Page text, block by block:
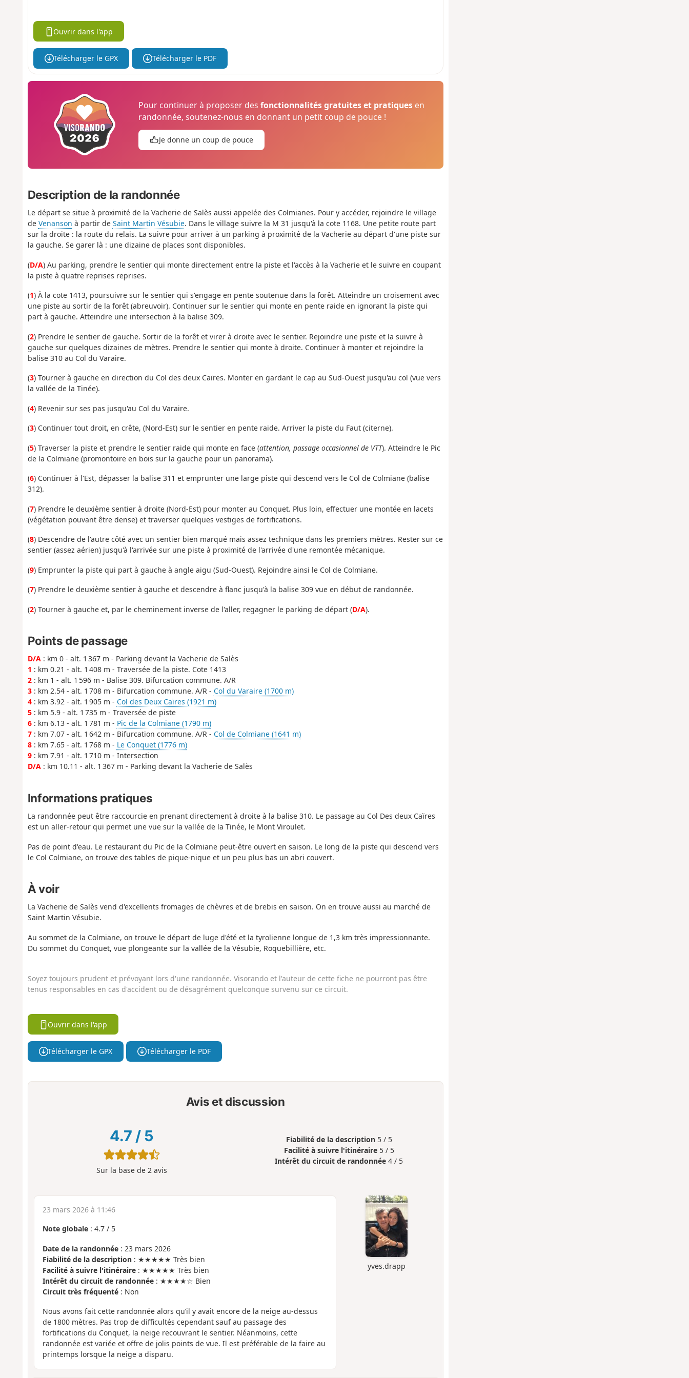
Ouvrir dans l'app
Télécharger le GPX Télécharger le PDF
Pour continuer à proposer desfonctionnalités gratuites et pratiques en
randonnée, soutenez-nous en donnant un petit coup de pouce !
Je donne un coup de pouce
Description de la randonnée
Le départ se situe à proximité de la Vacherie de Salès aussi appelée des Colmianes. Pour y accéder, rejoindre le village
de Venanson à partir de Saint Martin Vésubie. Dans le village suivre la M 31 jusqu'à la cote 1168. Une petite route part
sur la droite : la route du relais. La suivre pour arriver à un parking à proximité de la Vacherie au départ d'une piste sur
la gauche. Se garer là : une dizaine de places sont disponibles.
(D/A) Au parking, prendre le sentier qui monte directement entre la piste et l'accès à la Vacherie et le suivre en coupant
la piste à quatre reprises reprises.
(1) À la cote 1413, poursuivre sur le sentier qui s'engage en pente soutenue dans la forêt. Atteindre un croisement avec
une piste au sortir de la forêt (abreuvoir). Continuer sur le sentier qui monte en pente raide en ignorant la piste qui
part à gauche. Atteindre une intersection à la balise 309.
(2) Prendre le sentier de gauche. Sortir de la forêt et virer à droite avec le sentier. Rejoindre une piste et la suivre à
gauche sur quelques dizaines de mètres. Prendre le sentier qui monte à droite. Continuer à monter et rejoindre la
balise 310 au Col du Varaire.
(3) Tourner à gauche en direction du Col des deux Caïres. Monter en gardant le cap au Sud-Ouest jusqu'au col (vue vers
la vallée de la Tinée).
(4) Revenir sur ses pas jusqu'au Col du Varaire.
(3) Continuer tout droit, en crête, (Nord-Est) sur le sentier en pente raide. Arriver la piste du Faut (citerne).
(5) Traverser la piste et prendre le sentier raide qui monte en face (attention, passage occasionnel de VTT). Atteindre le Pic
de la Colmiane (promontoire en bois sur la gauche pour un panorama).
(6) Continuer à l'Est, dépasser la balise 311 et emprunter une large piste qui descend vers le Col de Colmiane (balise
312).
(7) Prendre le deuxième sentier à droite (Nord-Est) pour monter au Conquet. Plus loin, effectuer une montée en lacets
(végétation pouvant être dense) et traverser quelques vestiges de fortifications.
(8) Descendre de l'autre côté avec un sentier bien marqué mais assez technique dans les premiers mètres. Rester sur ce
sentier (assez aérien) jusqu'à l'arrivée sur une piste à proximité de l'arrivée d'une remontée mécanique.
(9) Emprunter la piste qui part à gauche à angle aigu (Sud-Ouest). Rejoindre ainsi le Col de Colmiane.
(7) Prendre le deuxième sentier à gauche et descendre à flanc jusqu'à la balise 309 vue en début de randonnée.
(2) Tourner à gauche et, par le cheminement inverse de l'aller, regagner le parking de départ (D/A).
Points de passage
D/A: km 0 - alt. 1 367 m - Parking devant la Vacherie de Salès
1 : km 0.21 - alt. 1 408 m - Traversée de la piste. Cote 1413
2: km 1 - alt. 1 596 m - Balise 309. Bifurcation commune. A/R
3: km 2.54 - alt. 1 708 m - Bifurcation commune. A/R - Col du Varaire (1700 m)
4: km 3.92 - alt. 1 905 m - Col des Deux Caïres (1921 m)
5: km 5.9 - alt. 1 735 m - Traversée de piste
6: km 6.13 - alt. 1 781 m - Pic de la Colmiane (1790 m)
7: km 7.07 - alt. 1 642 m - Bifurcation commune. A/R - Col de Colmiane (1641 m)
8: km 7.65 - alt. 1 768 m - Le Conquet (1776 m)
9: km 7.91 - alt. 1 710 m - Intersection
D/A: km 10.11 - alt. 1 367 m - Parking devant la Vacherie de Salès
Informations pratiques
La randonnée peut être raccourcie en prenant directement à droite à la balise 310. Le passage au Col Des deux Caïres
est un aller-retour qui permet une vue sur la vallée de la Tinée, le Mont Viroulet.
Pas de point d'eau. Le restaurant du Pic de la Colmiane peut-être ouvert en saison. Le long de la piste qui descend vers
le Col Colmiane, on trouve des tables de pique-nique et un peu plus bas un abri couvert.
À voir
La Vacherie de Salès vend d'excellents fromages de chèvres et de brebis en saison. On en trouve aussi au marché de
Saint Martin Vésubie.
Au sommet de la Colmiane, on trouve le départ de luge d'été et la tyrolienne longue de 1,3 km très impressionnante.
Du sommet du Conquet, vue plongeante sur la vallée de la Vésubie, Roquebillière, etc.
Soyez toujours prudent et prévoyant lors d'une randonnée. Visorando et l'auteur de cette fiche ne pourront pas être
tenus responsables en cas d'accident ou de désagrément quelconque survenu sur ce circuit.
Ouvrir dans l'app
Télécharger le GPX Télécharger le PDF
Avis et discussion
4.7 / 5
Sur la base de 2avis
Fiabilité de la description 5 / 5
Facilité à suivre l'itinéraire 5 / 5
Intérêt du circuit de randonnée 4 / 5
yves.drapp
23 mars 2026 à 11:46
Note globale: 4.7/ 5
Date de la randonnée: 23 mars 2026
Fiabilité de la description: ★★★★★ Très bien
Facilité à suivre l'itinéraire: ★★★★★ Très bien
Intérêt du circuit de randonnée: ★★★★☆ Bien
Circuit très fréquenté: Non
Nous avons fait cette randonnée alors qu’il y avait encore de la neige au-dessus
de 1800 mètres. Pas trop de difficultés cependant sauf au passage des
fortifications du Conquet, la neige recouvrant le sentier. Néanmoins, cette
randonnée est variée et offre de jolis points de vue. Il est préférable de la faire au
printemps lorsque la neige a disparu.